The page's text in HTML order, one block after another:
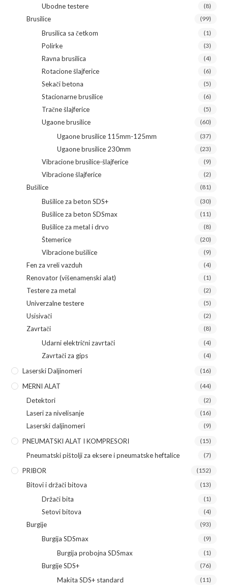
Ubodne testere (8)
Brusilice (99)
Brusilica sa četkom (1)
Polirke (3)
Ravna brusilica (4)
Rotacione šlajferice (6)
Sekači betona (5)
Stacionarne brusilice (6)
Tračne šlajferice (5)
Ugaone brusilice (60)
Ugaone brusilice 115mm-125mm (37)
Ugaone brusilice 230mm (23)
Vibracione brusilice-šlajferice (9)
Vibracione šlajferice (2)
Bušilice (81)
Bušilice za beton SDS+ (30)
Bušilice za beton SDSmax (11)
Bušilice za metal i drvo (8)
Štemerice (20)
Vibracione bušilice (9)
Fen za vreli vazduh (4)
Renovator (višenamenski alat) (1)
Testere za metal (2)
Univerzalne testere (5)
Usisivači (2)
Zavrtači (8)
Udarni električni zavrtači (4)
Zavrtači za gips (4)
Laserski Daljinomeri (16)
MERNI ALAT (44)
Detektori (2)
Laseri za nivelisanje (16)
Laserski daljinomeri (9)
PNEUMATSKI ALAT I KOMPRESORI (15)
Pneumatski pištolji za eksere i pneumatske heftalice (7)
PRIBOR (152)
Bitovi i držači bitova (13)
Držači bita (1)
Setovi bitova (4)
Burgije (93)
Burgija SDSmax (9)
Burgija probojna SDSmax (1)
Burgije SDS+ (76)
Makita SDS+ standard (11)